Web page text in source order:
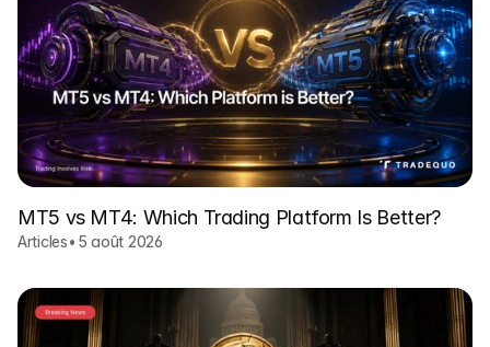
MT5 vs MT4: Which Trading Platform Is Better?
Articles• 5 août 2026